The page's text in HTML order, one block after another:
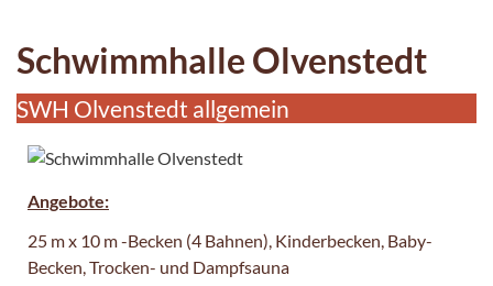
Schwimmhalle Olvenstedt
SWH Olvenstedt allgemein
Angebote:
25 m x 10 m -Becken (4 Bahnen), Kinderbecken, Baby-
Becken, Trocken- und Dampfsauna